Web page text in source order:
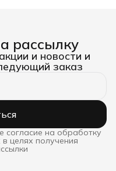
рассылку
и новости и
заказ
согласие на обработку
целях получения